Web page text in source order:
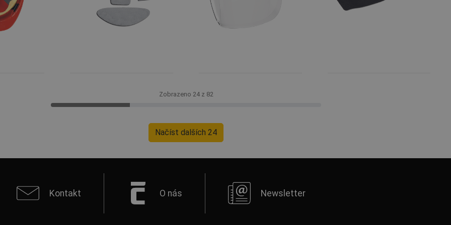
Zobrazeno 24 z 82
Načíst dalších 24
Kontakt O nás Newsletter